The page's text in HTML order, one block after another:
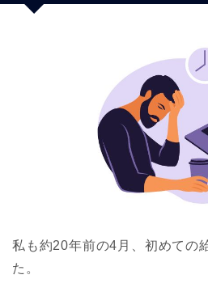
私も約20年前の4月、初めての
た。